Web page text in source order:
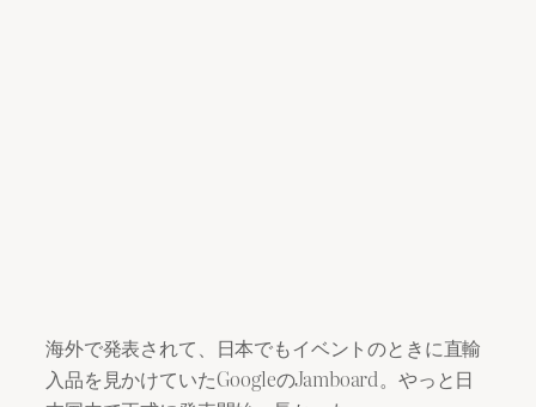
海外で発表されて、日本でもイベントのときに直輸
入品を見かけていたGoogleのJamboard。やっと日